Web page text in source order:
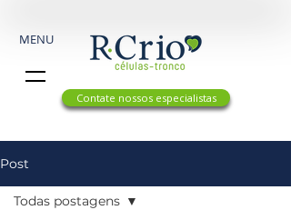
MENU
Contate nossos especialistas
Post
Todas postagens